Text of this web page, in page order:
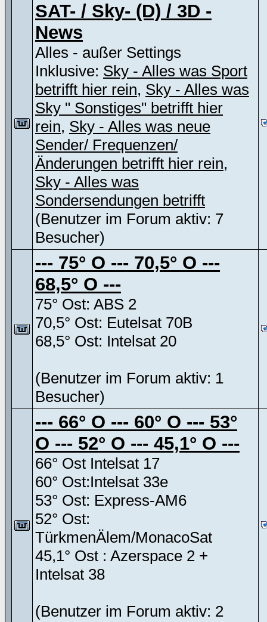
SAT- / Sky- (D) / 3D -
News
Alles - außer Settings
Inklusive: Sky - Alles was Sport
betrifft hier rein, Sky - Alles was
Sky " Sonstiges" betrifft hier
rein, Sky - Alles was neue
Sender/ Frequenzen/
Änderungen betrifft hier rein,
Sky - Alles was
Sondersendungen betrifft
(Benutzer im Forum aktiv: 7
Besucher)
--- 75° O --- 70,5° O ---
68,5° O ---
75° Ost: ABS 2
70,5° Ost: Eutelsat 70B
68,5° Ost: Intelsat 20
(Benutzer im Forum aktiv: 1
Besucher)
--- 66° O --- 60° O --- 53°
O --- 52° O --- 45,1° O ---
66° Ost Intelsat 17
60° Ost:Intelsat 33e
53° Ost: Express-AM6
52° Ost:
TürkmenÄlem/MonacoSat
45,1° Ost : Azerspace 2 +
Intelsat 38
(Benutzer im Forum aktiv: 2